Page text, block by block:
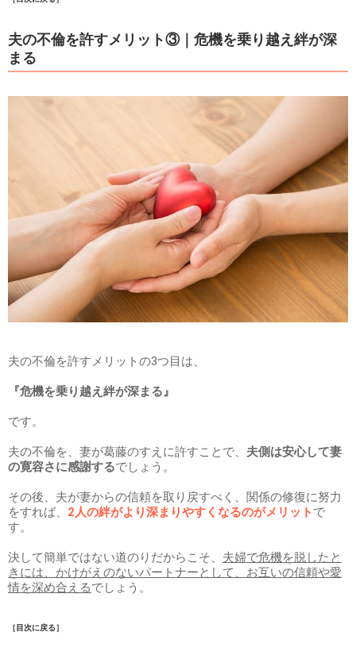
夫の不倫を許すメリット③｜危機を乗り越え絆が深
まる
夫の不倫を許すメリットの3つ目は、
『危機を乗り越え絆が深まる』
です。
夫の不倫を、妻が葛藤のすえに許すことで、 夫側は安心して妻
の寛容さに感謝するでしょう。
その後、夫が妻からの信頼を取り戻すべく、関係の修復に努力
をすれば、 2人の絆がより深まりやすくなるのがメリット で
す。
決して簡単ではない道のりだからこそ、 夫婦で危機を脱したと
きには、かけがえのないパートナーとして、お互いの信頼や愛
情を深め合えるでしょう。
［目次に戻る］